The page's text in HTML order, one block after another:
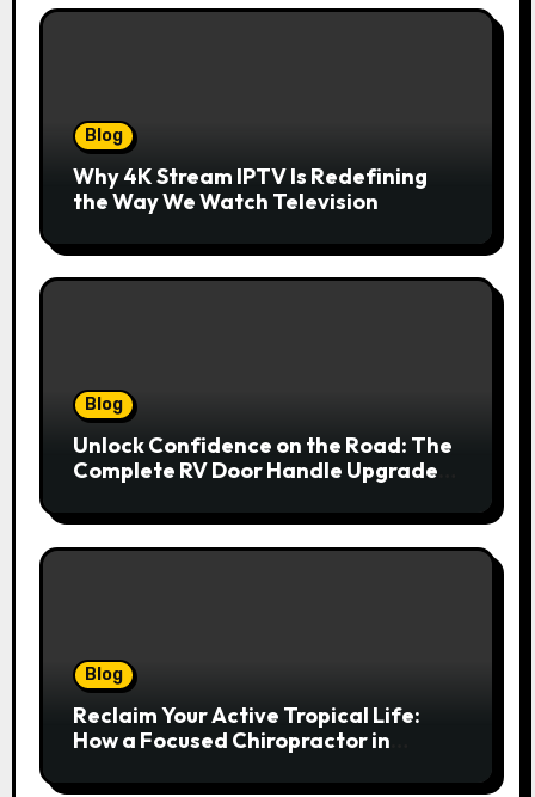
Blog
Why 4K Stream IPTV Is Redefining
the Way We Watch Television
Blog
Unlock Confidence on the Road: The
Complete RV Door Handle Upgrade
Blog
Reclaim Your Active Tropical Life:
How a Focused Chiropractor in